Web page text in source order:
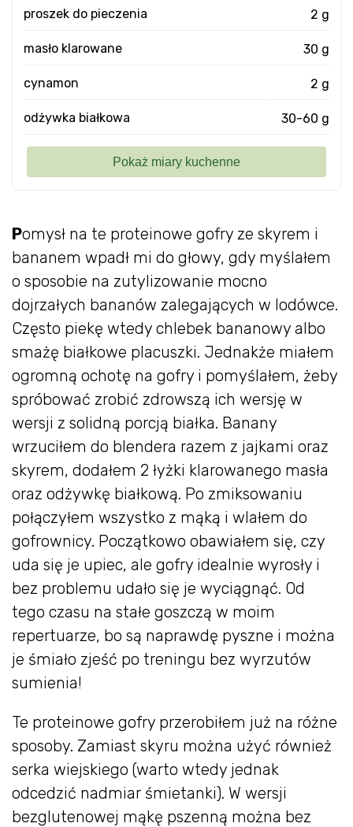
Pomysł na te proteinowe gofry ze skyrem i
bananem wpadł mi do głowy, gdy myślałem
o sposobie na zutylizowanie mocno
dojrzałych bananów zalegających w lodówce.
Często piekę wtedy chlebek bananowy albo
smażę białkowe placuszki. Jednakże miałem
ogromną ochotę na gofry i pomyślałem, żeby
spróbować zrobić zdrowszą ich wersję w
wersji z solidną porcją białka. Banany
wrzuciłem do blendera razem z jajkami oraz
skyrem, dodałem 2 łyżki klarowanego masła
oraz odżywkę białkową. Po zmiksowaniu
połączyłem wszystko z mąką i wlałem do
gofrownicy. Początkowo obawiałem się, czy
uda się je upiec, ale gofry idealnie wyrosły i
bez problemu udało się je wyciągnąć. Od
tego czasu na stałe goszczą w moim
repertuarze, bo są naprawdę pyszne i można
je śmiało zjeść po treningu bez wyrzutów
sumienia!
Te proteinowe gofry przerobiłem już na różne
sposoby. Zamiast skyru można użyć również
serka wiejskiego (warto wtedy jednak
odcedzić nadmiar śmietanki). W wersji
bezglutenowej mąkę pszenną można bez
proszek do pieczenia 2 g
masło klarowane 30 g
cynamon 2 g
odżywka białkowa 30-60 g